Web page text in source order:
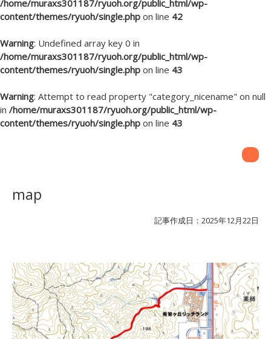
/home/muraxs301187/ryuoh.org/public_html/wp-
content/themes/ryuoh/single.php on line 42
Warning: Undefined array key 0 in
/home/muraxs301187/ryuoh.org/public_html/wp-
content/themes/ryuoh/single.php on line 43
Warning: Attempt to read property "category_nicename" on null
in /home/muraxs301187/ryuoh.org/public_html/wp-
content/themes/ryuoh/single.php on line 43
map
記事作成日：2025年12月22日